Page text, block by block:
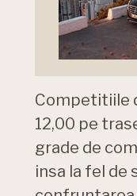
Competitiile
12,00 pe
grade de
insa la fel de